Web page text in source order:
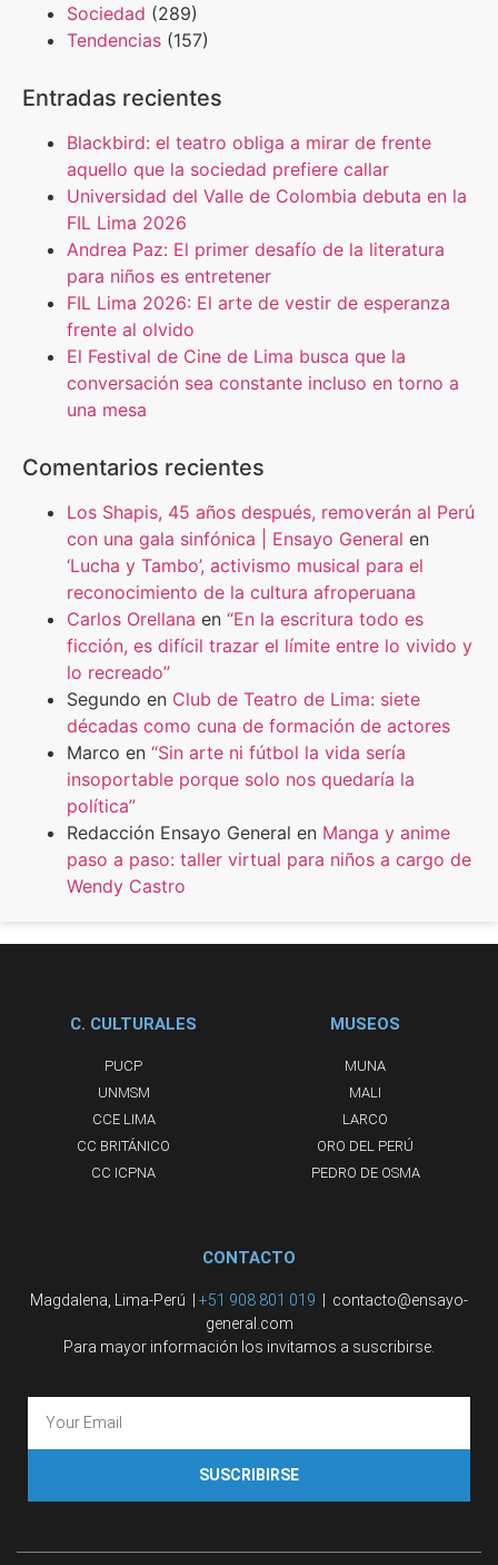
Sociedad (289)
Tendencias (157)
Entradas recientes
Blackbird: el teatro obliga a mirar de frente
aquello que la sociedad prefiere callar
Universidad del Valle de Colombia debuta en la
FIL Lima 2026
Andrea Paz: El primer desafío de la literatura
para niños es entretener
FIL Lima 2026: El arte de vestir de esperanza
frente al olvido
El Festival de Cine de Lima busca que la
conversación sea constante incluso en torno a
una mesa
Comentarios recientes
Los Shapis, 45 años después, removerán al Perú
con una gala sinfónica | Ensayo General en
‘Lucha y Tambo’, activismo musical para el
reconocimiento de la cultura afroperuana
Carlos Orellana en “En la escritura todo es
ficción, es difícil trazar el límite entre lo vivido y
lo recreado”
Segundo en Club de Teatro de Lima: siete
décadas como cuna de formación de actores
Marco en “Sin arte ni fútbol la vida sería
insoportable porque solo nos quedaría la
política”
Redacción Ensayo General en Manga y anime
paso a paso: taller virtual para niños a cargo de
Wendy Castro
C. CULTURALES
PUCP
UNMSM
CCE LIMA
CC BRITÁNICO
CC ICPNA
MUSEOS
MUNA
MALI
LARCO
ORO DEL PERÚ
PEDRO DE OSMA
CONTACTO
Magdalena, Lima-Perú | +51 908 801 019 | contacto@ensayo-
general.com
Para mayor información los invitamos a suscribirse.
SUSCRIBIRSE